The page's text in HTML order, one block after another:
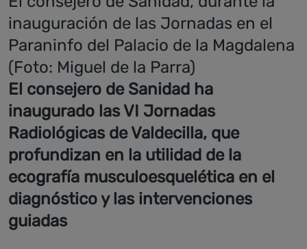
inauguración de las Jornadas en el
Paraninfo del Palacio de la Magdalena
(Foto: Miguel de la Parra)
El consejero de Sanidad ha
inaugurado las VI Jornadas
Radiológicas de Valdecilla, que
profundizan en la utilidad de la
ecografía musculoesquelética en el
diagnóstico y las intervenciones
guiadas